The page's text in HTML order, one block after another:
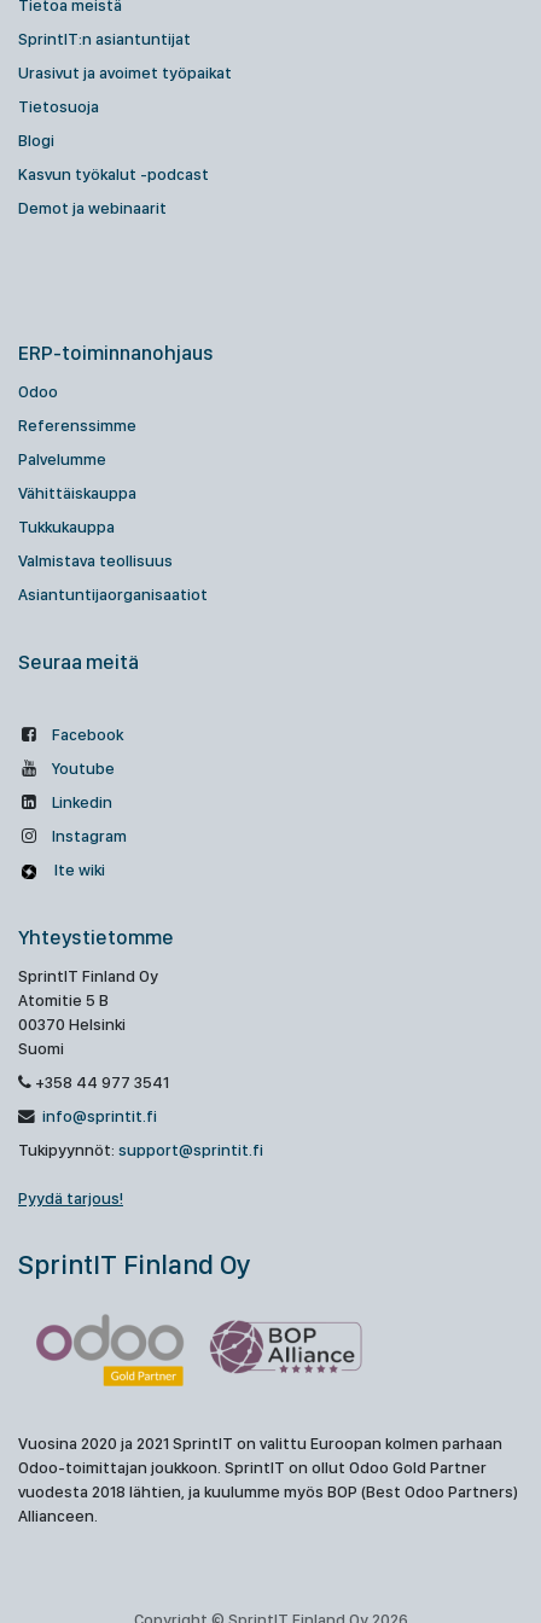
Tietoa meistä
SprintIT:n asiantuntijat
Urasivut ja avoimet työpaikat
Tietosuoja
Blogi
Kasvun työkalut -podcast
Demot ja webinaarit
ERP-toiminnanohjaus
Odoo
Referenssimme
Palvelumme
Vähittäiskauppa
Tukkukauppa
Valmistava teollisuus
Asiantuntijaorganisaatiot
Seuraa meitä
Facebook
Youtube
Linkedin
Instagram
Ite wiki
Yhteystietomme
SprintIT Finland Oy
Atomitie 5 B
00370 Helsinki
Suomi
+358 44 977 3541
info@sprintit.fi
Tukipyynnöt: support@sprintit.fi
Pyydä tarjous!
SprintIT Finland Oy
Vuosina 2020 ja 2021 SprintIT on valittu Euroopan kolmen parhaan
Odoo-toimittajan joukkoon. SprintIT on ollut Odoo Gold Partner
vuodesta 2018 lähtien, ja kuulumme myös BOP (Best Odoo Partners)
Allianceen.
Copyright © SprintIT Finland Oy 2026